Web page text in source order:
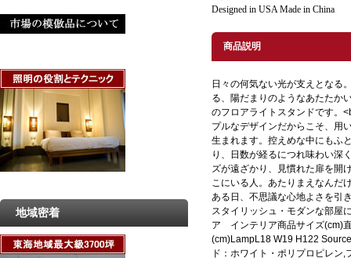
Designed in USA Made in
商品説明
日々の何気ない光が支えとなる
る、陽だまりのようなあたたか
のフロアライトスタンドです。
プルなデザインだからこそ、用
生まれます。控えめな中にもふ
り、日数が経るにつれ味わい深
ズが遠ざかり、見慣れた扉を開
こにいる人。あたりまえなんだ
ある日、不思議な心地よさを引
スタイリッシュ・モダンな部屋
ア インテリア商品サイズ(cm)
(cm)LampL18 W19 H122
ド：ホワイト・ポリプロピレ
地域密着